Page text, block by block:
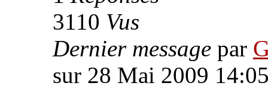
3110 Vus
Dernier message par
sur 28 Mai 2009